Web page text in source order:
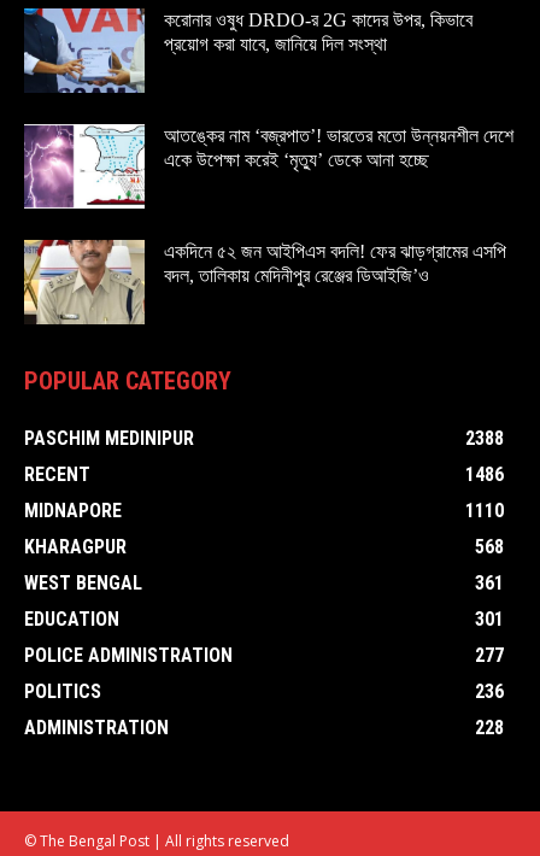
করোনার ওষুধ DRDO-র 2G কাদের উপর, কিভাবে
প্রয়োগ করা যাবে, জানিয়ে দিল সংস্থা
আতঙ্কের নাম ‘বজ্রপাত’! ভারতের মতো উন্নয়নশীল দেশে
একে উপেক্ষা করেই ‘মৃত্যু’ ডেকে আনা হচ্ছে
একদিনে ৫২ জন আইপিএস বদলি! ফের ঝাড়গ্রামের এসপি
বদল, তালিকায় মেদিনীপুর রেঞ্জের ডিআইজি’ও
POPULAR CATEGORY
PASCHIM MEDINIPUR
2388
RECENT
1486
MIDNAPORE
1110
KHARAGPUR
568
WEST BENGAL
361
EDUCATION
301
POLICE ADMINISTRATION
277
POLITICS
236
ADMINISTRATION
228
© The Bengal Post | All rights reserved